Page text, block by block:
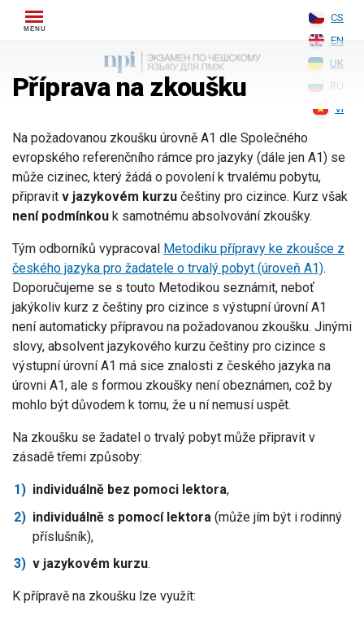
CS
EN
UK
RU
VI
Příprava na zkoušku
Na požadovanou zkoušku úrovně A1 dle Společného
evropského referenčního rámce pro jazyky (dále jen A1) se
může cizinec, který žádá o povolení k trvalému pobytu,
připravit v jazykovém kurzu češtiny pro cizince. Kurz však
není podmínkou k samotnému absolvování zkoušky.
Tým odborníků vypracoval Metodiku přípravy ke zkoušce z
českého jazyka pro žadatele o trvalý pobyt (úroveň A1).
Doporučujeme se s touto Metodikou seznámit, neboť
jakýkoliv kurz z češtiny pro cizince s výstupní úrovní A1
není automaticky přípravou na požadovanou zkoušku. Jinými
slovy, absolvent jazykového kurzu češtiny pro cizince s
výstupní úrovní A1 má sice znalosti z českého jazyka na
úrovni A1, ale s formou zkoušky není obeznámen, což by
mohlo být důvodem k tomu, že u ní nemusí uspět.
Na zkoušku se žadatel o trvalý pobyt může připravit v
zásadě třemi způsoby:
individuálně bez pomoci lektora,
individuálně s pomocí lektora (může jím být i rodinný
příslušník),
v jazykovém kurzu.
K přípravě na zkoušku lze využít: